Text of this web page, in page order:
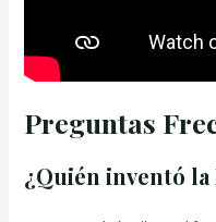
Preguntas
¿Quién inventó